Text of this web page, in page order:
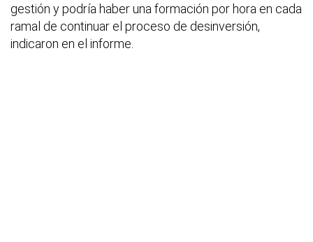
gestión y podría haber una formación por hora en cada
ramal de continuar el proceso de desinversión,
indicaron en el informe.